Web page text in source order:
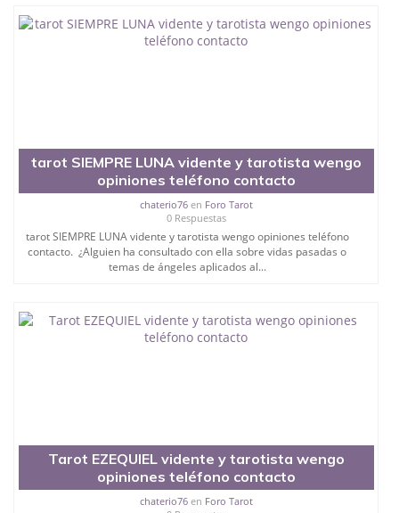
tarot SIEMPRE LUNA vidente y tarotista wengo
opiniones teléfono contacto
chaterio76en Foro Tarot
0 Respuestas
tarot SIEMPRE LUNA vidente y tarotista wengo opiniones teléfono
contacto. ¿Alguien ha consultado con ella sobre vidas pasadas o
temas de ángeles aplicados al...
Tarot EZEQUIEL vidente y tarotista wengo
opiniones teléfono contacto
chaterio76en Foro Tarot